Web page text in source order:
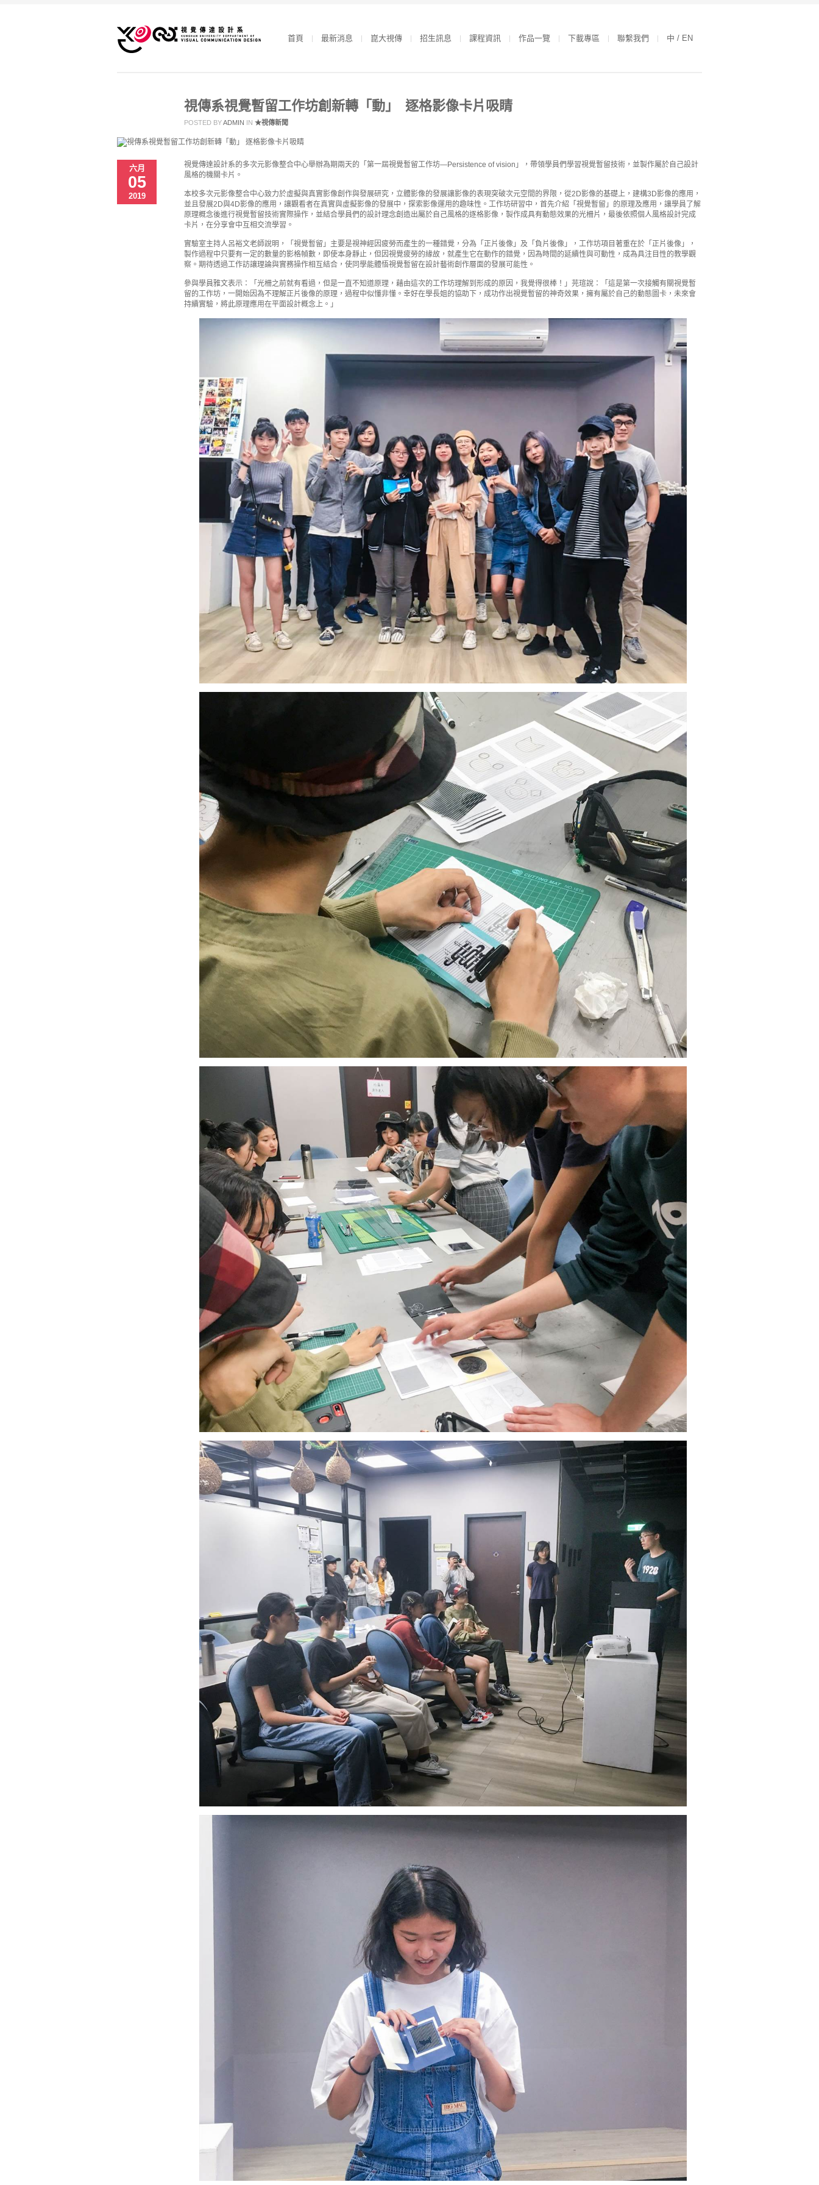
首頁 最新消息 崑大視傳 招生訊息 課程資訊 作品一覽 下載專區 聯繫我們 中 / EN
視傳系視覺暫留工作坊創新轉「動」 逐格影像卡片吸睛
POSTED BYADMIN IN ★視傳新聞
六月
05
2019
視覺傳達設計系的多次元影像整合中心舉辦為期兩天的「第一屆視覺暫留工作坊—Persistence of vision」，帶領學員們學習視覺暫留技術，並製作屬於自己設計
風格的機關卡片。
本校多次元影像整合中心致力於虛擬與真實影像創作與發展研究，立體影像的發展讓影像的表現突破次元空間的界限，從2D影像的基礎上，建構3D影像的應用，
並且發展2D與4D影像的應用，讓觀看者在真實與虛擬影像的發展中，探索影像運用的趣味性。工作坊研習中，首先介紹「視覺暫留」的原理及應用，讓學員了解
原理概念後進行視覺暫留技術實際操作，並結合學員們的設計理念創造出屬於自己風格的逐格影像，製作成具有動態效果的光柵片，最後依照個人風格設計完成
卡片，在分享會中互相交流學習。
實驗室主持人呂裕文老師說明，「視覺暫留」主要是視神經因疲勞而產生的一種錯覺，分為「正片後像」及「負片後像」，工作坊項目著重在於「正片後像」，
製作過程中只要有一定的數量的影格幀數，即使本身靜止，但因視覺疲勞的緣故，就產生它在動作的錯覺，因為時間的延續性與可動性，成為具注目性的教學觀
察。期待透過工作訪讓理論與實務操作相互結合，使同學能體悟視覺暫留在設計藝術創作層面的發展可能性。
參與學員雅文表示：「光柵之前就有看過，但是一直不知道原理，藉由這次的工作坊理解到形成的原因，我覺得很棒！」芫瑄說：「這是第一次接觸有關視覺暫
留的工作坊，一開始因為不理解正片後像的原理，過程中似懂非懂。幸好在學長姐的協助下，成功作出視覺暫留的神奇效果，擁有屬於自己的動態圖卡，未來會
持續實驗，將此原理應用在平面設計概念上。」